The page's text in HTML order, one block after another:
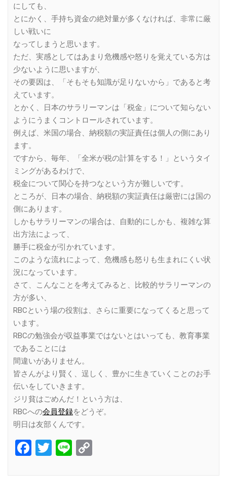
にしても、
とにかく、手持ち資金の絶対量が多くなければ、非常に厳
しい戦いに
なってしまうと思います。
ただ、実感としてはあまり危機感や怒りを覚えている方は
少ないように思いますが、
その要因は、「そもそも知識が足りないから」であると考
えています。
とかく、日本のサラリーマンは「税金」について知らない
ようにうまくコントロールされています。
例えば、米国の場合、納税額の実証責任は個人の側にあり
ます。
ですから、毎年、「全米が税の計算をする！」というタイ
ミングがあるわけで、
税金について関心を持つなという方が難しいです。
ところが、日本の場合、納税額の実証責任は厳密には国の
側にあります。
しかもサラリーマンの場合は、自動的にしかも、複雑な算
出方法によって、
勝手に税金が引かれています。
このような流れによって、危機感も怒りも生まれにくい状
況になっています。
さて、こんなことを考えてみると、比較的サラリーマンの
方が多い、
RBCという場の役割は、さらに重要になってくると思って
います。
RBCの勉強会が収益事業ではないとはいっても、教育事業
であることには
間違いがありません。
皆さんがより賢く、逞しく、豊かに生きていくことのお手
伝いをしていきます。
ジリ貧はごめんだ！という方は、
RBCへの会員登録をどうぞ。
明日は友部くんです。
Facebook
Twitter
Line